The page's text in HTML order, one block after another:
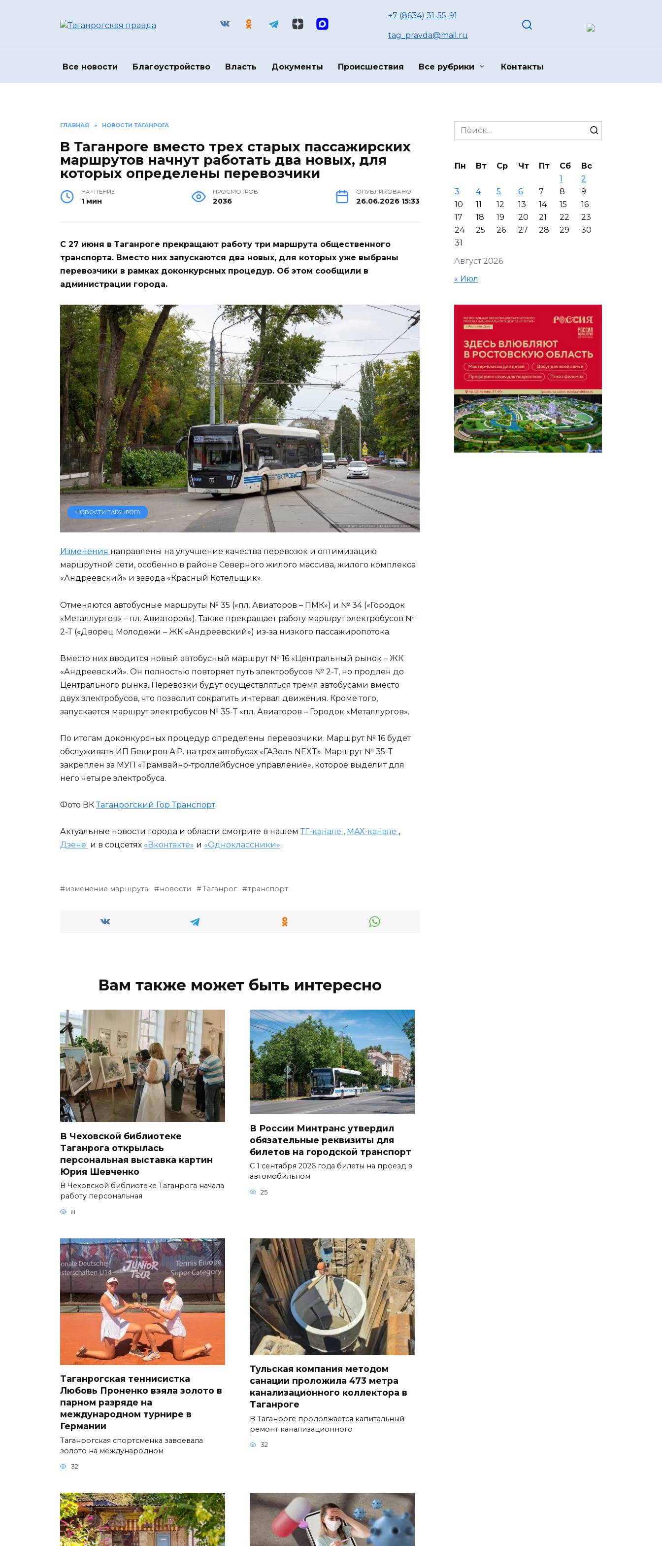
+7 (8634) 31-55-91
tag_pravda@mail.ru
Все новости Благоустройство Власть Документы Происшествия Все рубрики Контакты
ГЛАВНАЯ » НОВОСТИ ТАГАНРОГА
В Таганроге вместо трех старых пассажирских
маршрутов начнут работать два новых, для
которых определены перевозчики
НА ЧТЕНИЕ
1 мин
ПРОСМОТРОВ
2036
ОПУБЛИКОВАНО
26.06.2026 15:33
С 27 июня в Таганроге прекращают работу три маршрута общественного
транспорта. Вместо них запускаются два новых, для которых уже выбраны
перевозчики в рамках доконкурсных процедур. Об этом сообщили в
администрации города.
НОВОСТИ ТАГАНРОГА
Изменения направлены на улучшение качества перевозок и оптимизацию
маршрутной сети, особенно в районе Северного жилого массива, жилого комплекса
«Андреевский» и завода «Красный Котельщик».
Отменяются автобусные маршруты № 35 («пл. Авиаторов – ПМК») и № 34 («Городок
«Металлургов» – пл. Авиаторов»). Также прекращает работу маршрут электробусов №
2-Т («Дворец Молодежи – ЖК «Андреевский») из-за низкого пассажиропотока.
Вместо них вводится новый автобусный маршрут № 16 «Центральный рынок – ЖК
«Андреевский». Он полностью повторяет путь электробусов № 2-Т, но продлен до
Центрального рынка. Перевозки будут осуществляться тремя автобусами вместо
двух электробусов, что позволит сократить интервал движения. Кроме того,
запускается маршрут электробусов № 35-Т «пл. Авиаторов – Городок «Металлургов».
По итогам доконкурсных процедур определены перевозчики. Маршрут № 16 будет
обслуживать ИП Бекиров А.Р. на трех автобусах «ГАЗель NEXT». Маршрут № 35-Т
закреплен за МУП «Трамвайно-троллейбусное управление», которое выделит для
него четыре электробуса.
Фото ВКТаганрогский Гор Транспорт
Актуальные новости города и области смотрите в нашем ТГ-канале , МАХ-канале ,
Дзене и в соцсетях «Вконтакте» и «Одноклассники».
изменение маршрута новости Таганрог транспорт
Вам также может быть интересно
В Чеховской библиотеке
Таганрога открылась
персональная выставка картин
Юрия Шевченко
В Чеховской библиотеке Таганрога начала
работу персональная
8
В России Минтранс утвердил
обязательные реквизиты для
билетов на городской транспорт
С 1 сентября 2026 года билеты на проезд в
автомобильном
25
Таганрогская теннисистка
Любовь Проненко взяла золото в
парном разряде на
международном турнире в
Германии
Таганрогская спортсменка завоевала
золото на международном
32
Тульская компания методом
санации проложила 473 метра
канализационного коллектора в
Таганроге
В Таганроге продолжается капитальный
ремонт канализационного
32
Search
for:
Август 2026
Пн Вт Ср Чт Пт Сб
Вс
1
2
3
4 5 6 7 8
9
10
11 12 13 14 15
16
17
18 19 20 21 22
23
24
25 26 27 28 29
30
31
« Июл